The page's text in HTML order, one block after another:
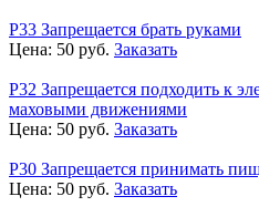
P33 Запрещается брать руками
Цена: 50 руб. Заказать
Р32 Запрещается подходить к
маховыми движениями
Цена: 50 руб. Заказать
Р30 Запрещается принимать
Цена: 50 руб. Заказать